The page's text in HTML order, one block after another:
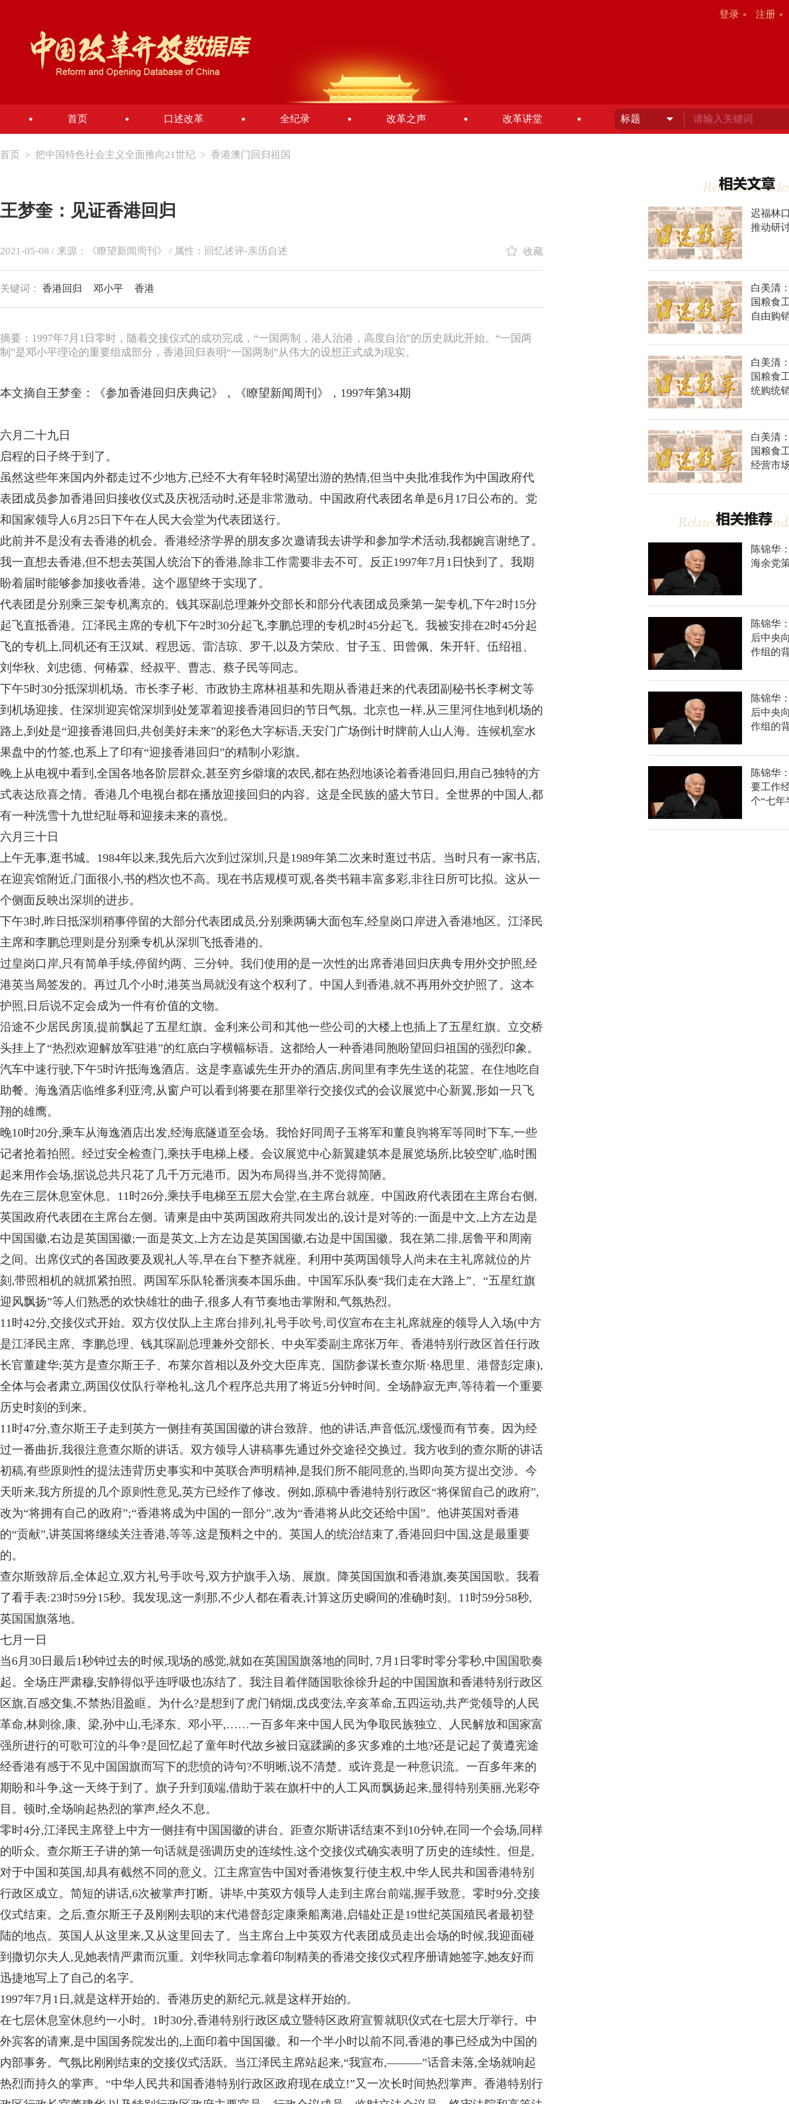
登录 注册
首页 口述改革 全纪录 改革之声 改革讲堂
首页 > 把中国特色社会主义全面推向21世纪 > 香港澳门回归祖国
王梦奎：见证香港回归
2021-05-08 / 来源：《瞭望新闻周刊》 / 属性：回忆述评-亲历自述 收藏
关键词： 香港回归 邓小平 香港
摘要：1997年7月1日零时，随着交接仪式的成功完成，“一国两制，港人治港，高度自治”的历史就此开始。“一国两
制”是邓小平理论的重要组成部分，香港回归表明“一国两制”从伟大的设想正式成为现实。
本文摘自王梦奎：《参加香港回归庆典记》，《瞭望新闻周刊》，1997年第34期
六月二十九日
启程的日子终于到了。
虽然这些年来国内外都走过不少地方,已经不大有年轻时渴望出游的热情,但当中央批准我作为中国政府代
表团成员参加香港回归接收仪式及庆祝活动时,还是非常激动。中国政府代表团名单是6月17日公布的。党
和国家领导人6月25日下午在人民大会堂为代表团送行。
此前并不是没有去香港的机会。香港经济学界的朋友多次邀请我去讲学和参加学术活动,我都婉言谢绝了。
我一直想去香港,但不想去英国人统治下的香港,除非工作需要非去不可。反正1997年7月1日快到了。我期
盼着届时能够参加接收香港。这个愿望终于实现了。
代表团是分别乘三架专机离京的。钱其琛副总理兼外交部长和部分代表团成员乘第一架专机,下午2时15分
起飞直抵香港。江泽民主席的专机下午2时30分起飞,李鹏总理的专机2时45分起飞。我被安排在2时45分起
飞的专机上,同机还有王汉斌、程思远、雷洁琼、罗干,以及方荣欣、甘子玉、田曾佩、朱开轩、伍绍祖、
刘华秋、刘忠德、何椿霖、经叔平、曹志、蔡子民等同志。
下午5时30分抵深圳机场。市长李子彬、市政协主席林祖基和先期从香港赶来的代表团副秘书长李树文等
到机场迎接。住深圳迎宾馆深圳到处笼罩着迎接香港回归的节日气氛。北京也一样,从三里河住地到机场的
路上,到处是“迎接香港回归,共创美好未来”的彩色大字标语,天安门广场倒计时牌前人山人海。连候机室水
果盘中的竹签,也系上了印有“迎接香港回归”的精制小彩旗。
晚上从电视中看到,全国各地各阶层群众,甚至穷乡僻壤的农民,都在热烈地谈论着香港回归,用自己独特的方
式表达欣喜之情。香港几个电视台都在播放迎接回归的内容。这是全民族的盛大节日。全世界的中国人,都
有一种洗雪十九世纪耻辱和迎接未来的喜悦。
六月三十日
上午无事,逛书城。1984年以来,我先后六次到过深圳,只是1989年第二次来时逛过书店。当时只有一家书店,
在迎宾馆附近,门面很小,书的档次也不高。现在书店规模可观,各类书籍丰富多彩,非往日所可比拟。这从一
个侧面反映出深圳的进步。
下午3时,昨日抵深圳稍事停留的大部分代表团成员,分别乘两辆大面包车,经皇岗口岸进入香港地区。江泽民
主席和李鹏总理则是分别乘专机从深圳飞抵香港的。
过皇岗口岸,只有简单手续,停留约两、三分钟。我们使用的是一次性的出席香港回归庆典专用外交护照,经
港英当局签发的。再过几个小时,港英当局就没有这个权利了。中国人到香港,就不再用外交护照了。这本
护照,日后说不定会成为一件有价值的文物。
沿途不少居民房顶,提前飘起了五星红旗。金利来公司和其他一些公司的大楼上也插上了五星红旗。立交桥
头挂上了“热烈欢迎解放军驻港”的红底白字横幅标语。这都给人一种香港同胞盼望回归祖国的强烈印象。
汽车中速行驶,下午5时许抵海逸酒店。这是李嘉诚先生开办的酒店,房间里有李先生送的花篮。在住地吃自
助餐。海逸酒店临维多利亚湾,从窗户可以看到将要在那里举行交接仪式的会议展览中心新翼,形如一只飞
翔的雄鹰。
晚10时20分,乘车从海逸酒店出发,经海底隧道至会场。我恰好同周子玉将军和董良驹将军等同时下车,一些
记者抢着拍照。经过安全检查门,乘扶手电梯上楼。会议展览中心新翼建筑本是展览场所,比较空旷,临时围
起来用作会场,据说总共只花了几千万元港币。因为布局得当,并不觉得简陋。
先在三层休息室休息。11时26分,乘扶手电梯至五层大会堂,在主席台就座。中国政府代表团在主席台右侧,
英国政府代表团在主席台左侧。请柬是由中英两国政府共同发出的,设计是对等的:一面是中文,上方左边是
中国国徽,右边是英国国徽;一面是英文,上方左边是英国国徽,右边是中国国徽。我在第二排,居鲁平和周南
之间。出席仪式的各国政要及观礼人等,早在台下整齐就座。利用中英两国领导人尚未在主礼席就位的片
刻,带照相机的就抓紧拍照。两国军乐队轮番演奏本国乐曲。中国军乐队奏“我们走在大路上”、“五星红旗
迎风飘扬”等人们熟悉的欢快雄壮的曲子,很多人有节奏地击掌附和,气氛热烈。
11时42分,交接仪式开始。双方仪仗队上主席台排列,礼号手吹号,司仪宣布在主礼席就座的领导人入场(中方
是江泽民主席、李鹏总理、钱其琛副总理兼外交部长、中央军委副主席张万年、香港特别行政区首任行政
长官董建华;英方是查尔斯王子、布莱尔首相以及外交大臣库克、国防参谋长查尔斯·格思里、港督彭定康),
全体与会者肃立,两国仪仗队行举枪礼,这几个程序总共用了将近5分钟时间。全场静寂无声,等待着一个重要
历史时刻的到来。
11时47分,查尔斯王子走到英方一侧挂有英国国徽的讲台致辞。他的讲话,声音低沉,缓慢而有节奏。因为经
过一番曲折,我很注意查尔斯的讲话。双方领导人讲稿事先通过外交途径交换过。我方收到的查尔斯的讲话
初稿,有些原则性的提法违背历史事实和中英联合声明精神,是我们所不能同意的,当即向英方提出交涉。今
天听来,我方所提的几个原则性意见,英方已经作了修改。例如,原稿中香港特别行政区“将保留自己的政府”,
改为“将拥有自己的政府”;“香港将成为中国的一部分”,改为“香港将从此交还给中国”。他讲英国对香港
的“贡献”,讲英国将继续关注香港,等等,这是预料之中的。英国人的统治结束了,香港回归中国,这是最重要
的。
查尔斯致辞后,全体起立,双方礼号手吹号,双方护旗手入场、展旗。降英国国旗和香港旗,奏英国国歌。我看
了看手表:23时59分15秒。我发现,这一刹那,不少人都在看表,计算这历史瞬间的准确时刻。11时59分58秒,
英国国旗落地。
七月一日
当6月30日最后1秒钟过去的时候,现场的感觉,就如在英国国旗落地的同时, 7月1日零时零分零秒,中国国歌奏
起。全场庄严肃穆,安静得似乎连呼吸也冻结了。我注目着伴随国歌徐徐升起的中国国旗和香港特别行政区
区旗,百感交集,不禁热泪盈眶。为什么?是想到了虎门销烟,戊戌变法,辛亥革命,五四运动,共产党领导的人民
革命,林则徐,康、梁,孙中山,毛泽东、邓小平,……一百多年来中国人民为争取民族独立、人民解放和国家富
强所进行的可歌可泣的斗争?是回忆起了童年时代故乡被日寇蹂躏的多灾多难的土地?还是记起了黄遵宪途
经香港有感于不见中国国旗而写下的悲愤的诗句?不明晰,说不清楚。或许竟是一种意识流。一百多年来的
期盼和斗争,这一天终于到了。旗子升到顶端,借助于装在旗杆中的人工风而飘扬起来,显得特别美丽,光彩夺
目。顿时,全场响起热烈的掌声,经久不息。
零时4分,江泽民主席登上中方一侧挂有中国国徽的讲台。距查尔斯讲话结束不到10分钟,在同一个会场,同样
的听众。查尔斯王子讲的第一句话就是强调历史的连续性,这个交接仪式确实表明了历史的连续性。但是,
对于中国和英国,却具有截然不同的意义。江主席宣告中国对香港恢复行使主权,中华人民共和国香港特别
行政区成立。简短的讲话,6次被掌声打断。讲毕,中英双方领导人走到主席台前端,握手致意。零时9分,交接
仪式结束。之后,查尔斯王子及刚刚去职的末代港督彭定康乘船离港,启锚处正是19世纪英国殖民者最初登
陆的地点。英国人从这里来,又从这里回去了。当主席台上中英双方代表团成员走出会场的时候,我迎面碰
到撒切尔夫人,见她表情严肃而沉重。刘华秋同志拿着印制精美的香港交接仪式程序册请她签字,她友好而
迅捷地写上了自己的名字。
1997年7月1日,就是这样开始的。香港历史的新纪元,就是这样开始的。
在七层休息室休息约一小时。1时30分,香港特别行政区成立暨特区政府宣誓就职仪式在七层大厅举行。中
外宾客的请柬,是中国国务院发出的,上面印着中国国徽。和一个半小时以前不同,香港的事已经成为中国的
内部事务。气氛比刚刚结束的交接仪式活跃。当江泽民主席站起来,“我宣布,———”话音未落,全场就响起
热烈而持久的掌声。“中华人民共和国香港特别行政区政府现在成立!”又一次长时间热烈掌声。香港特别行
迟福林
推动研
白美清
国粮食
自由购
白美清
国粮食
统购统
白美清
国粮食
经营市
陈锦华
海余党
陈锦华
后中央
作组的
陈锦华
后中央
作组的
陈锦华
要工作
个“七年